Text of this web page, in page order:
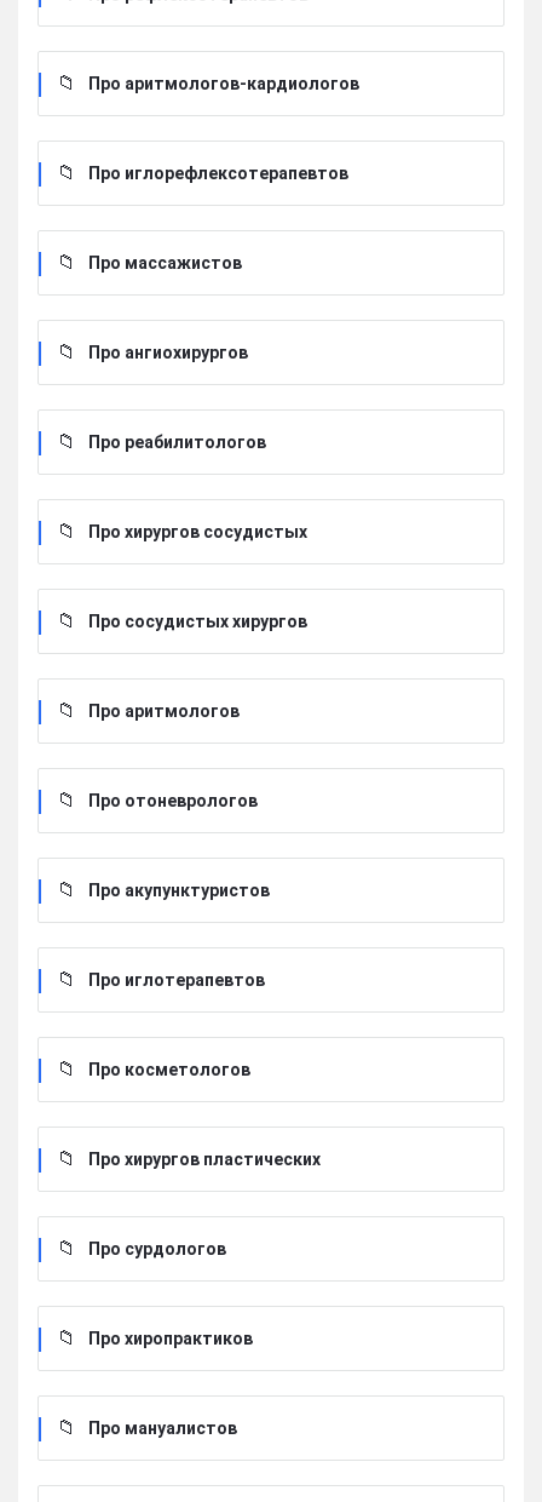
Про аритмологов-кардиологов
Про иглорефлексотерапевтов
Про массажистов
Про ангиохирургов
Про реабилитологов
Про хирургов сосудистых
Про сосудистых хирургов
Про аритмологов
Про отоневрологов
Про акупунктуристов
Про иглотерапевтов
Про косметологов
Про хирургов пластических
Про сурдологов
Про хиропрактиков
Про мануалистов